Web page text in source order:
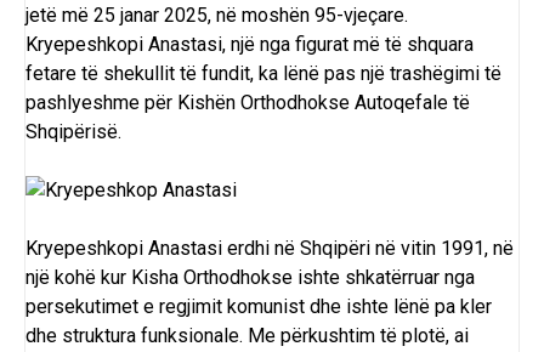
jetë më 25 janar 2025, në moshën 95-vjeçare.
Kryepeshkopi Anastasi, një nga figurat më të shquara
fetare të shekullit të fundit, ka lënë pas një trashëgimi të
pashlyeshme për Kishën Orthodhokse Autoqefale të
Shqipërisë.
Kryepeshkopi Anastasi erdhi në Shqipëri në vitin 1991, në
një kohë kur Kisha Orthodhokse ishte shkatërruar nga
persekutimet e regjimit komunist dhe ishte lënë pa kler
dhe struktura funksionale. Me përkushtim të plotë, ai